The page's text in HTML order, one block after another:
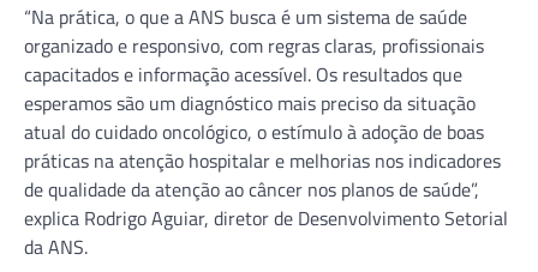
“Na prática, o que a ANS busca é um sistema de saúde
organizado e responsivo, com regras claras, profissionais
capacitados e informação acessível. Os resultados que
esperamos são um diagnóstico mais preciso da situação
atual do cuidado oncológico, o estímulo à adoção de boas
práticas na atenção hospitalar e melhorias nos indicadores
de qualidade da atenção ao câncer nos planos de saúde”,
explica Rodrigo Aguiar, diretor de Desenvolvimento Setorial
da ANS.